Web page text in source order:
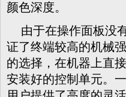
颜色深度。
由于在操作面板没
证了终端较高的机械
的选择，在机器上直
安装好的控制单元。